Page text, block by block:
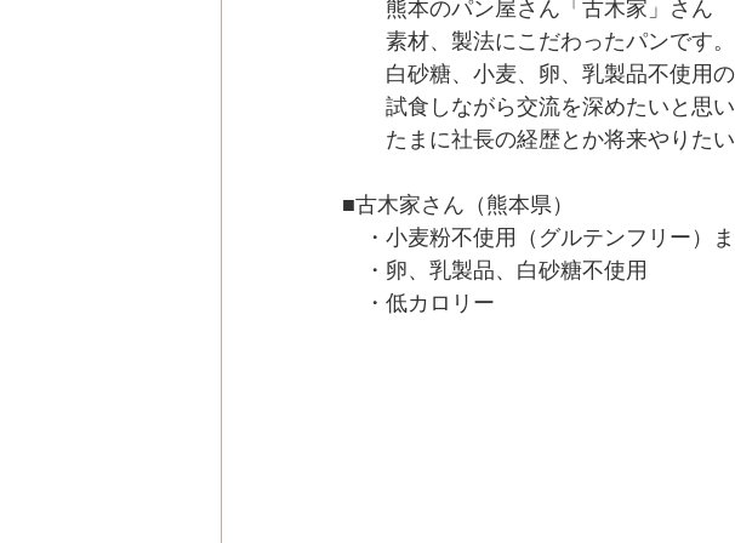
熊本のパン屋さん「古木家」さん
素材、製法にこだわったパンです。
白砂糖、小麦、卵、乳製品不使用の
試食しながら交流を深めたいと思い
たまに社長の経歴とか将来やりたい
■古木家さん（熊本県）
・小麦粉不使用（グルテンフリー）
・卵、乳製品、白砂糖不使用
・低カロリー